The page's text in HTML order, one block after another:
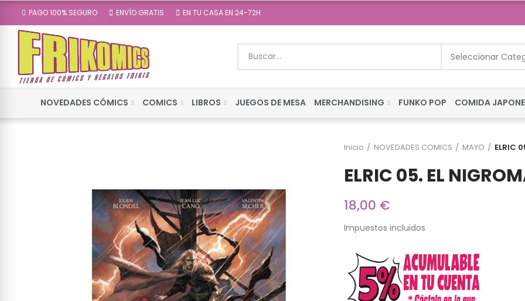
PAGO 100% SEGURO ENVÍO GRATIS EN TU CASA EN 24-72H
Seleccionar
NOVEDADES CÓMICS COMICS LIBROS JUEGOS DE MESA MERCHANDISING FUNKO POP COMIDA
Inicio NOVEDADES COMICS MAYO ELRIC
ELRIC 05. EL
18,00 €
Impuestos incluidos